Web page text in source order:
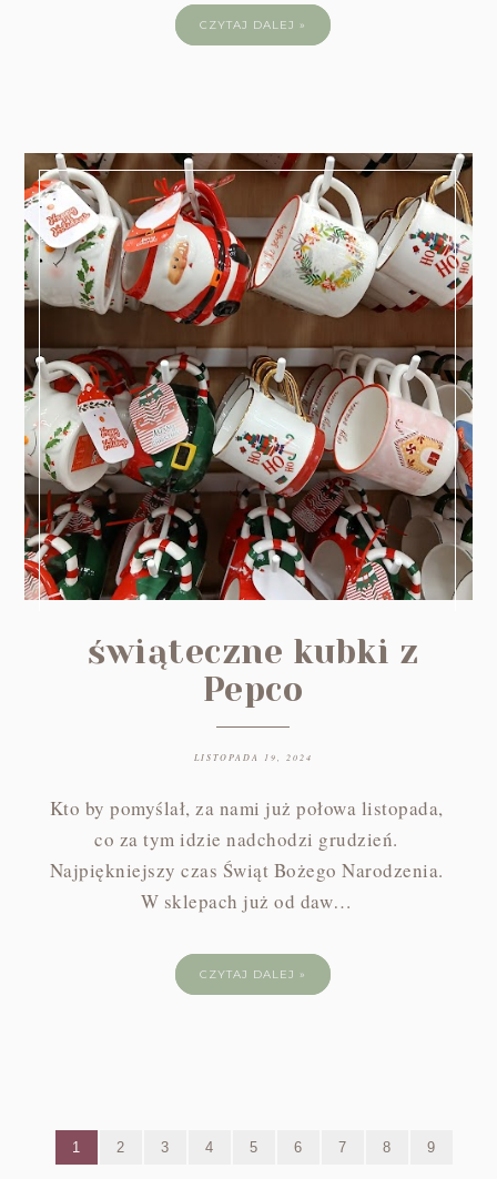
CZYTAJ DALEJ »
świąteczne kubki z
Pepco
LISTOPADA 19, 2024
Kto by pomyślał, za nami już połowa listopada,
co za tym idzie nadchodzi grudzień.
Najpiękniejszy czas Świąt Bożego Narodzenia.
W sklepach już od daw…
CZYTAJ DALEJ »
1 2 3 4 5 6 7 8 9